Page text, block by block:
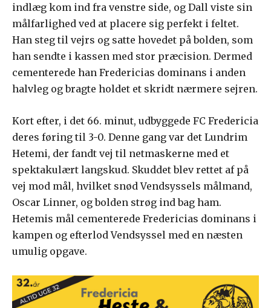
indlæg kom ind fra venstre side, og Dall viste sin
målfarlighed ved at placere sig perfekt i feltet.
Han steg til vejrs og satte hovedet på bolden, som
han sendte i kassen med stor præcision. Dermed
cementerede han Fredericias dominans i anden
halvleg og bragte holdet et skridt nærmere sejren.
Kort efter, i det 66. minut, udbyggede FC Fredericia
deres føring til 3-0. Denne gang var det Lundrim
Hetemi, der fandt vej til netmaskerne med et
spektakulært langskud. Skuddet blev rettet af på
vej mod mål, hvilket snød Vendsyssels målmand,
Oscar Linner, og bolden strøg ind bag ham.
Hetemis mål cementerede Fredericias dominans i
kampen og efterlod Vendsyssel med en næsten
umulig opgave.